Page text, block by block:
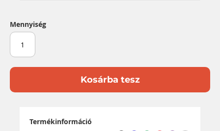
Mennyiség
Kosárba tesz
Termékinformáció